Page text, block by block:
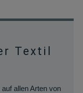
Textil
allen Arten von